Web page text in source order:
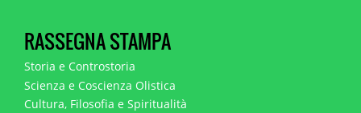
RASSEGNA STAMPA
Storia e Controstoria
Scienza e Coscienza Olistica
Cultura, Filosofia e Spiritualità